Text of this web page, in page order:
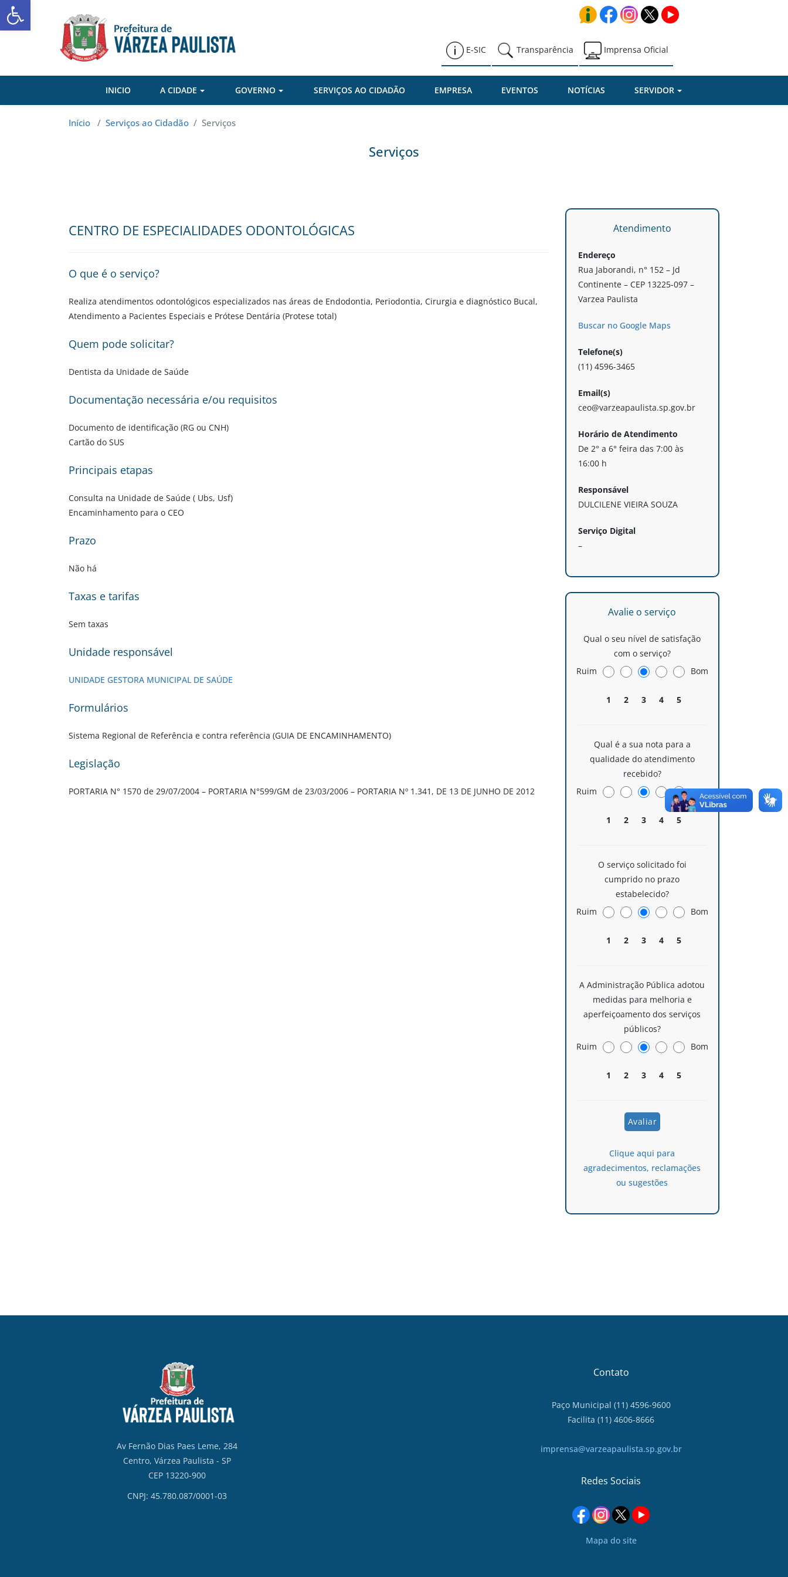
Skip
to
E-SIC Transparência Imprensa Oficial
INICIO A CIDADE GOVERNO SERVIÇOS AO CIDADÃO EMPRESA EVENTOS NOTÍCIAS SERVIDOR
Início / Serviços ao Cidadão / Serviços
Serviços
CENTRO DE ESPECIALIDADES ODONTOLÓGICAS
O que é o serviço?
Realiza atendimentos odontológicos especializados nas áreas de Endodontia, Periodontia, Cirurgia e diagnóstico Bucal,
Atendimento a Pacientes Especiais e Prótese Dentária (Protese total)
Quem pode solicitar?
Dentista da Unidade de Saúde
Documentação necessária e/ou requisitos
Documento de identificação (RG ou CNH)
Cartão do SUS
Principais etapas
Consulta na Unidade de Saúde ( Ubs, Usf)
Encaminhamento para o CEO
Prazo
Não há
Taxas e tarifas
Sem taxas
Unidade responsável
UNIDADE GESTORA MUNICIPAL DE SAÚDE
Formulários
Sistema Regional de Referência e contra referência (GUIA DE ENCAMINHAMENTO)
Legislação
PORTARIA N° 1570 de 29/07/2004 – PORTARIA N°599/GM de 23/03/2006 – PORTARIA Nº 1.341, DE 13 DE JUNHO DE 2012
Atendimento
Endereço
Rua Jaborandi, n° 152 – Jd
Continente – CEP 13225-097 –
Varzea Paulista
Buscar no Google Maps
Telefone(s)
(11) 4596-3465
Email(s)
ceo@varzeapaulista.sp.gov.br
Horário de Atendimento
De 2° a 6° feira das 7:00 às
16:00 h
Responsável
DULCILENE VIEIRA SOUZA
Serviço Digital
–
Avalie o serviço
Qual o seu nível de satisfação
com o serviço?
Ruim
1 2 3 4 5
Bom
Qual é a sua nota para a
qualidade do atendimento
recebido?
Ruim
1 2 3 4 5
Bom
O serviço solicitado foi
cumprido no prazo
estabelecido?
Ruim
1 2 3 4 5
Bom
A Administração Pública adotou
medidas para melhoria e
aperfeiçoamento dos serviços
públicos?
Ruim
1 2 3 4 5
Bom
Clique aqui para
agradecimentos, reclamações
ou sugestões
Av Fernão Dias Paes Leme, 284
Centro, Várzea Paulista - SP
CEP 13220-900
CNPJ: 45.780.087/0001-03
Contato
Paço Municipal (11) 4596-9600
Facilita (11) 4606-8666
imprensa@varzeapaulista.sp.gov.br
Redes Sociais
Mapa do site